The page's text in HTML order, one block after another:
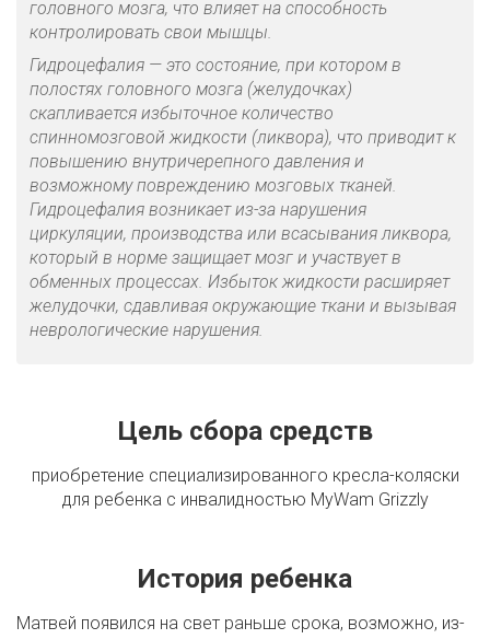
головного мозга, что влияет на способность
контролировать свои мышцы.
Гидроцефалия — это состояние, при котором в
полостях головного мозга (желудочках)
скапливается избыточное количество
спинномозговой жидкости (ликвора), что приводит к
повышению внутричерепного давления и
возможному повреждению мозговых тканей.
Гидроцефалия возникает из-за нарушения
циркуляции, производства или всасывания ликвора,
который в норме защищает мозг и участвует в
обменных процессах. Избыток жидкости расширяет
желудочки, сдавливая окружающие ткани и вызывая
неврологические нарушения.
Цель сбора средств
приобретение специализированного кресла-коляски
для ребенка с инвалидностью MyWam Grizzly
История ребенка
Матвей появился на свет раньше срока, возможно, из-